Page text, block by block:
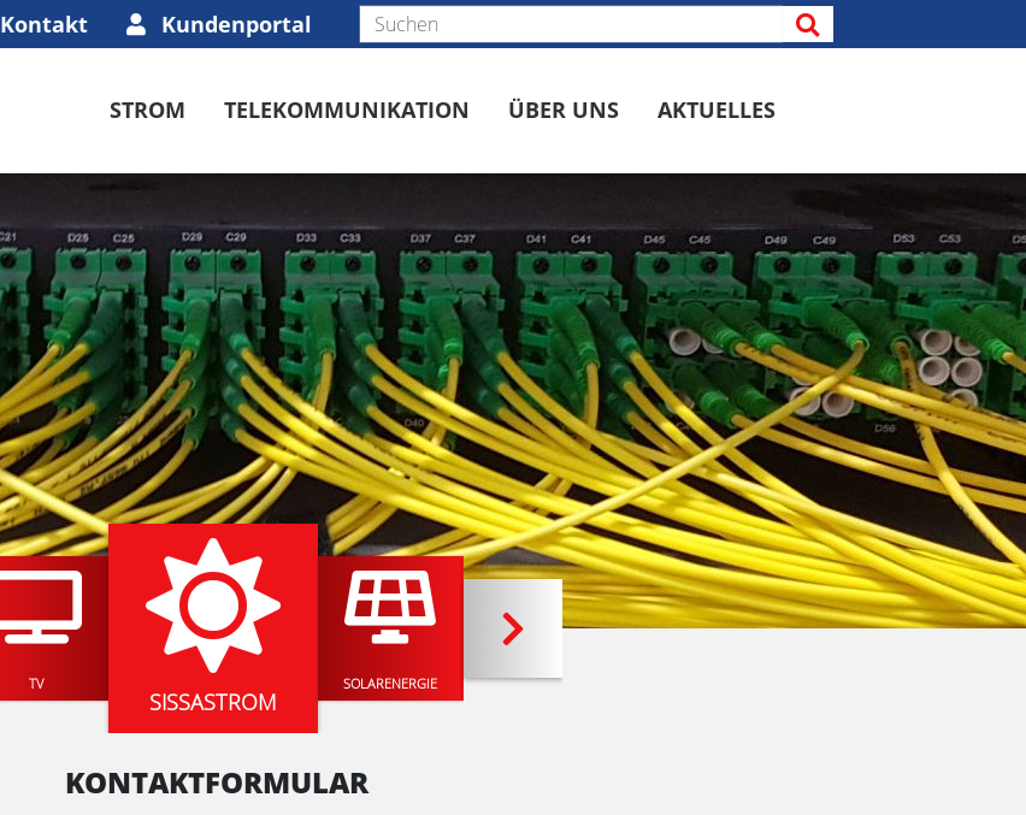
Kontakt Kundenportal
STROM TELEKOMMUNIKATION ÜBER UNS AKTUELLES
SISSASTROM
SOLARENERGIE
STROMVERBRAUCH
ELEKTROMOBILITÄT
KONTAKTFORMULAR